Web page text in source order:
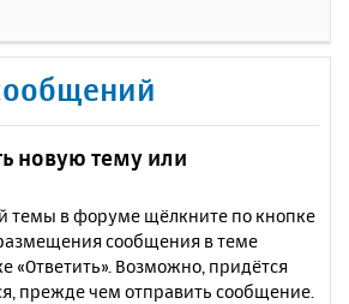
новую тему или
темы в форуме щёлкните по кнопке
сообщения в теме
«Ответить». Возможно, придётся
прежде чем отправить сообщение.